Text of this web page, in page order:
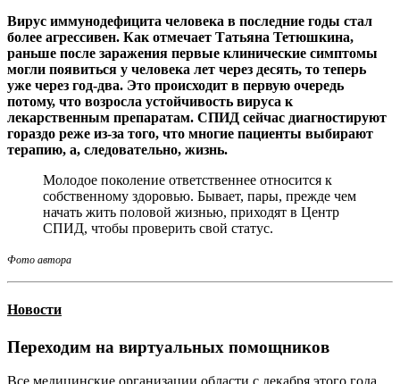
Вирус иммунодефицита человека в последние годы стал
более агрессивен. Как отмечает Татьяна Тетюшкина,
раньше после заражения первые клинические симптомы
могли появиться у человека лет через десять, то теперь
уже через год-два. Это происходит в первую очередь
потому, что возросла устойчивость вируса к
лекарственным препаратам. СПИД сейчас диагностируют
гораздо реже из-за того, что многие пациенты выбирают
терапию, а, следовательно, жизнь.
Молодое поколение ответственнее относится к
собственному здоровью. Бывает, пары, прежде чем
начать жить половой жизнью, приходят в Центр
СПИД, чтобы проверить свой статус.
Фото автора
Новости
Переходим на виртуальных помощников